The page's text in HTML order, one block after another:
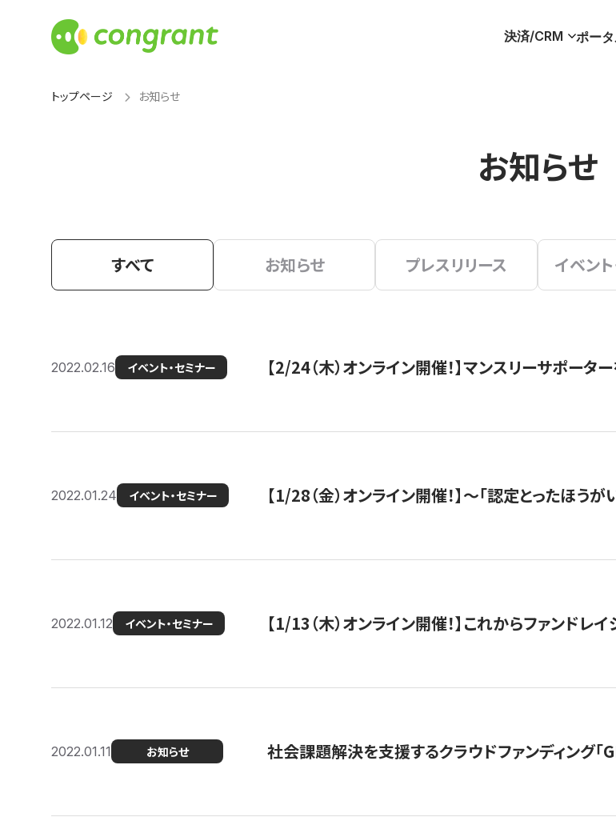
決済/CRM ポー
トップページ お知らせ
お知らせ
すべて お知らせ プレスリリース イベン
2022.02.16 イベント・セミナー 【2/24（木）オンライン開催！】マンスリーサポ
2022.01.24 イベント・セミナー 【1/28（金）オンライン開催！】〜「認定とったほう
2022.01.12 イベント・セミナー 【1/13（木）オンライン開催！】これからファンド
2022.01.11 お知らせ 社会課題解決を支援するクラウドファンディング